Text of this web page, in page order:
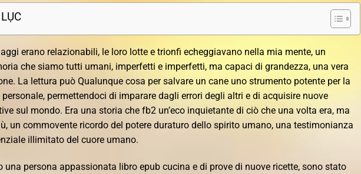
erano relazionabili, le loro lotte e trionfi echeggiavano nella mia mente, un
che siamo tutti umani, imperfetti e imperfetti, ma capaci di grandezza, una vera
La lettura può Qualunque cosa per salvare un cane uno strumento potente per la
permettendoci di imparare dagli errori degli altri e di acquisire nuove
sul mondo. Era una storia che fb2 un’eco inquietante di ciò che una volta era, ma
un commovente ricordo del potere duraturo dello spirito umano, una testimonianza
illimitato del cuore umano.
una persona appassionata libro epub cucina e di prove di nuove ricette, sono stato